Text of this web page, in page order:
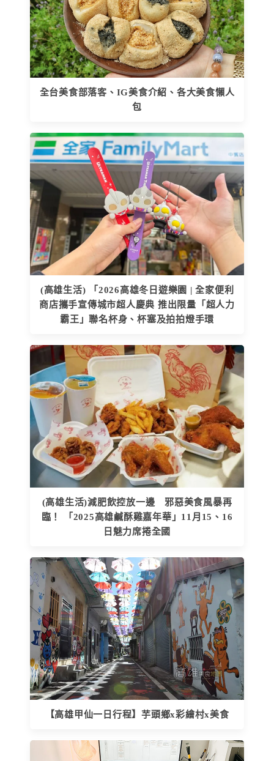
全台美食部落客、IG美食介紹、各大美食懶人
包
(高雄生活) 「2026高雄冬日遊樂園 | 全家便利
商店攜手宣傳城市超人慶典 推出限量「超人力
霸王」聯名杯身、杯塞及拍拍燈手環
(高雄生活)減肥飲控放一邊 邪惡美食風暴再
臨！ 「2025高雄鹹酥雞嘉年華」11月15、16
日魅力席捲全國
【高雄甲仙一日行程】芋頭鄉x彩繪村x美食